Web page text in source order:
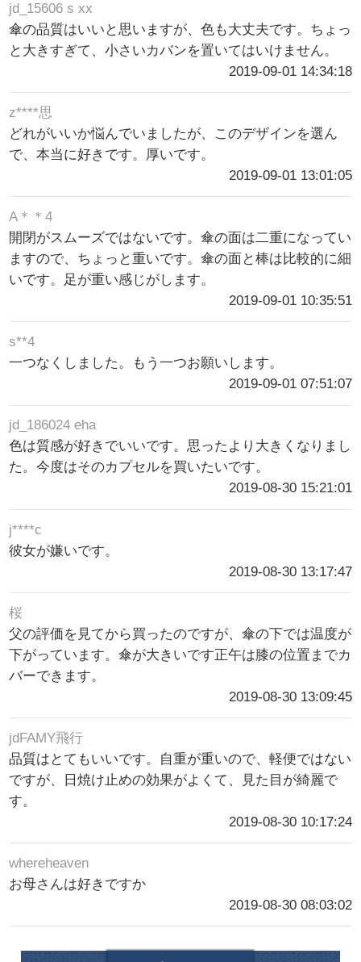
jd_15606 s xx
傘の品質はいいと思いますが、色も大丈夫です。ちょっ
と大きすぎて、小さいカバンを置いてはいけません。
2019-09-01 14:34:18
z****思
どれがいいか悩んでいましたが、このデザインを選ん
で、本当に好きです。厚いです。
2019-09-01 13:01:05
A＊＊4
開閉がスムーズではないです。傘の面は二重になってい
ますので、ちょっと重いです。傘の面と棒は比較的に細
いです。足が重い感じがします。
2019-09-01 10:35:51
s**4
一つなくしました。もう一つお願いします。
2019-09-01 07:51:07
jd_186024 eha
色は質感が好きでいいです。思ったより大きくなりまし
た。今度はそのカプセルを買いたいです。
2019-08-30 15:21:01
j****c
彼女が嫌いです。
2019-08-30 13:17:47
桜
父の評価を見てから買ったのですが、傘の下では温度が
下がっています。傘が大きいです正午は膝の位置までカ
バーできます。
2019-08-30 13:09:45
jdFAMY飛行
品質はとてもいいです。自重が重いので、軽便ではない
ですが、日焼け止めの効果がよくて、見た目が綺麗で
す。
2019-08-30 10:17:24
whereheaven
お母さんは好きですか
2019-08-30 08:03:02